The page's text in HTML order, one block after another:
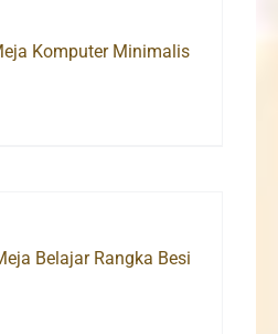
Komputer Minimalis
Belajar Rangka Besi